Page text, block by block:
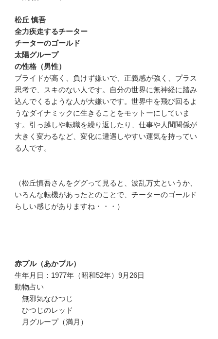
松丘 慎吾
全力疾走するチーター
チーターのゴールド
太陽グループ
の性格（男性）
プライドが高く、負けず嫌いで、正義感が強く、プラス
思考で、スキのない人です。自分の世界に無神経に踏み
込んでくるような人が大嫌いです。世界中を飛び回るよ
うなダイナミックに生きることをモットーにしていま
す。引っ越しや転職を繰り返したり、仕事や人間関係が
大きく変わるなど、変化に遭遇しやすい運気を持ってい
る人です。
（松丘慎吾さんをググって見ると、波乱万丈というか、
いろんな転機があったとのことで、チーターのゴールド
らしい感じがありますね・・・）
赤プル（あかプル）
生年月日：1977年（昭和52年）9月26日
動物占い
無邪気なひつじ
ひつじのレッド
月グループ（満月）